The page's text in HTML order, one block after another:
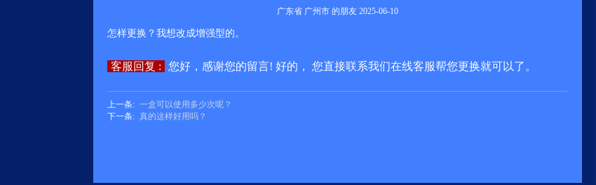
广东省 广州市 的朋友 2025-06-10
怎样更换？我想改成增强型的。
客服回复 : 您好，感谢您的留言! 好的， 您直接联系我们在线客服帮您更换就可以了。
上一条: 一盒可以使用多少次呢？
下一条: 真的这样好用吗？